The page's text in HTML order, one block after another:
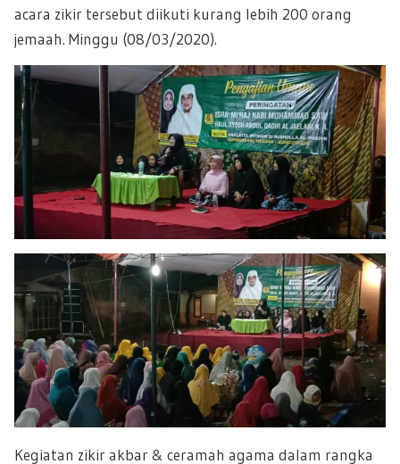
acara zikir tersebut diikuti kurang lebih 200 orang
jemaah. Minggu (08/03/2020).
Kegiatan zikir akbar & ceramah agama dalam rangka